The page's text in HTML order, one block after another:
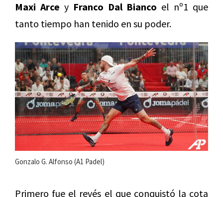
Maxi Arce y Franco Dal Bianco el nº1 que
tanto tiempo han tenido en su poder.
Gonzalo G. Alfonso (A1 Padel)
Primero fue el revés el que conquistó la cota